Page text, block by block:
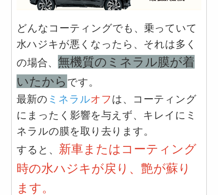
どんなコーティングでも、乗っていて
水ハジキが悪くなったら、それは多く
の場合、 無機質のミネラル膜が着
いたから です。
最新の ミネラルオフは、コーティング
にまったく影響を与えず、キレイにミ
ネラルの膜を取り去ります。
すると、 新車またはコーティング
時の水ハジキが戻り、艶が蘇り
ます。